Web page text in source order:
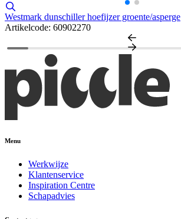
Westmark dunschiller hoefijzer groente/asperge
Artikelcode: 60902270
Menu
Werkwijze
Klantenservice
Inspiration Centre
Schapadvies